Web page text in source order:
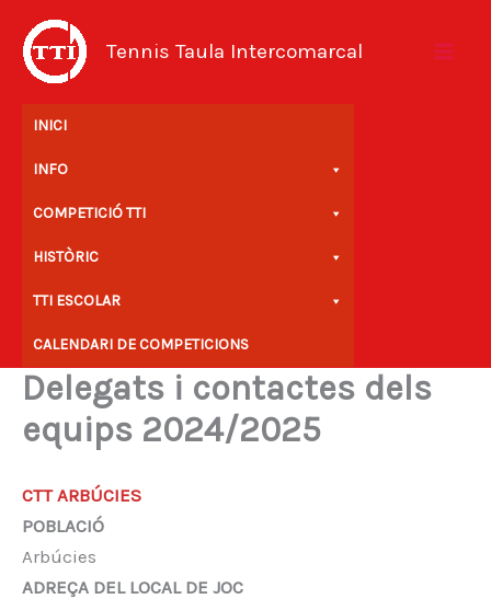
contingut
Tennis Taula Intercomarcal
INICI
INFO
COMPETICIÓ TTI
HISTÒRIC
TTI ESCOLAR
CALENDARI DE COMPETICIONS
Delegats i contactes dels
equips 2024/2025
CTT ARBÚCIES
POBLACIÓ
Arbúcies
ADREÇA DEL LOCAL DE JOC